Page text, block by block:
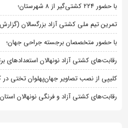
با حضور ۲۲۴ کشتی‌گیر از ۸ شهرستان؛
تمرین تیم ملی کشتی آزاد بزرگسالان
با حضور متخصصان برجسته جراحی جهان؛
رقابت‌های کشتی آزاد نونهالان استعدادهای
کلیپی از نصب تصاویر جهان‌پهلوان تختی
رقابت‌های کشتی آزاد و فرنگی نونهالان استان